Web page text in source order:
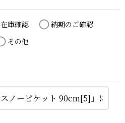
在庫確認
納期のご確認
その他